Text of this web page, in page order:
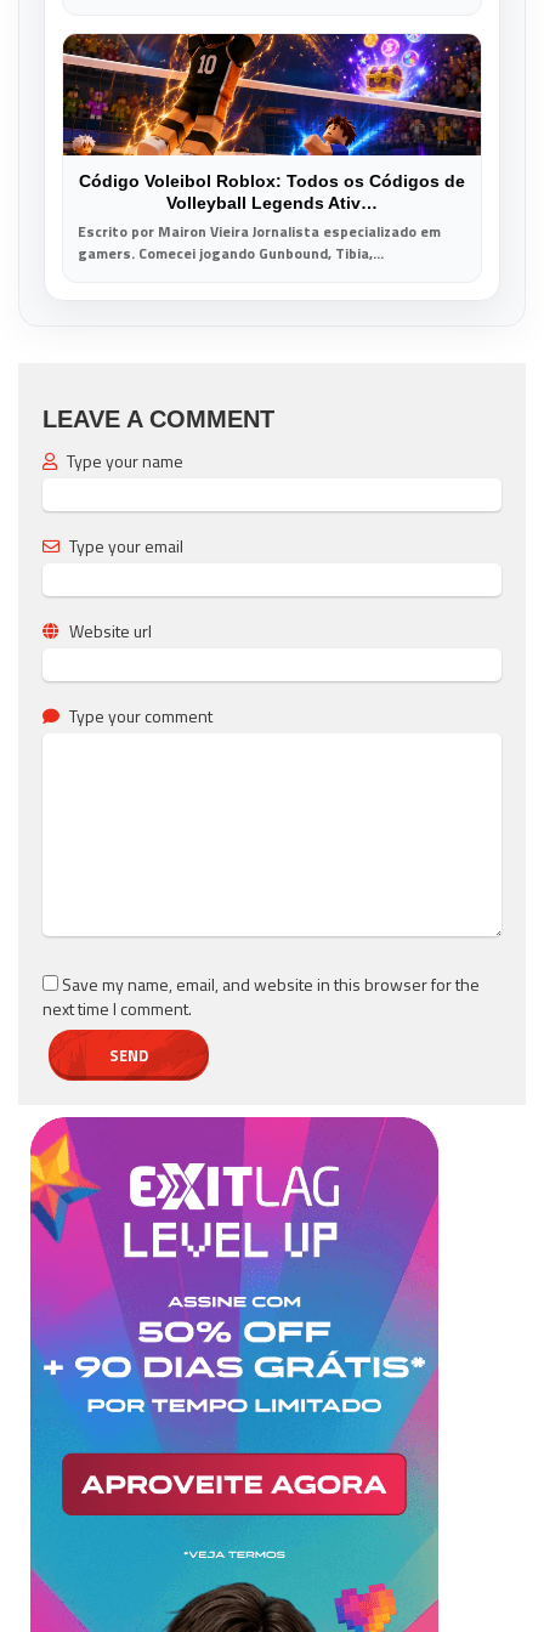
Código Voleibol Roblox: Todos os Códigos de
Volleyball Legends Ativ…
Escrito por Mairon Vieira Jornalista especializado em
gamers. Comecei jogando Gunbound, Tibia,...
LEAVE A COMMENT
Type your name
Type your email
Website url
Type your comment
Save my name, email, and website in this browser for the
next time I comment.